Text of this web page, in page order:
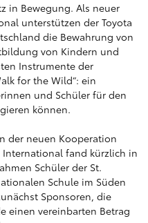
in Bewegung. Als neuer
unterstützen der Toyota
die Bewahrung von
von Kindern und
Instrumente der
for the Wild“: ein
und Schüler für den
können.
der neuen Kooperation
fand kürzlich in
Schüler der St.
Schule im Süden
Sponsoren, die
einen vereinbarten Betrag